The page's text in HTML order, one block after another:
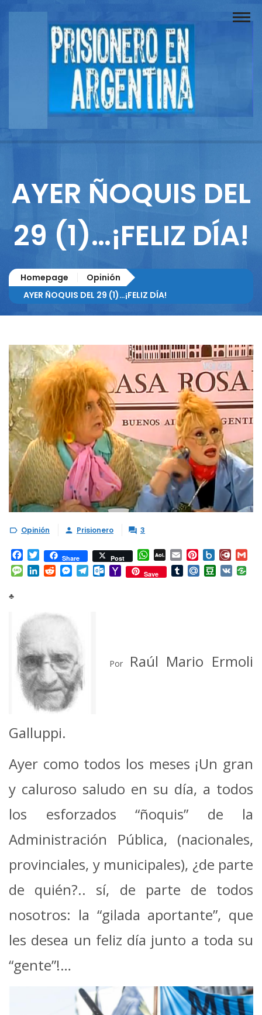
Buscador
Documentos
Reportajes
Columnistas
AYER ÑOQUIS DEL
29 (1)…¡FELIZ DÍA!
Homepage
Opinión
AYER ÑOQUIS DEL 29 (1)…¡FELIZ DÍA!
 Opinión  Prisionero  3
Facebook
TwitterShare Post WhatsApp
AOL
Mail
Email Pinterest
Box.net
Message
LinkedIn
RedditMessenger
Telegram
Outlook.com
Yahoo
Mail
Save TumblrMail.RuDouban
VK
♣
Por Raúl Mario Ermoli
Galluppi.
Ayer como todos los meses ¡Un gran
y caluroso saludo en su día, a todos
los esforzados “ñoquis” de la
Administración Pública, (nacionales,
provinciales, y municipales), ¿de parte
de quién?.. sí, de parte de todos
nosotros: la “gilada aportante”, que
les desea un feliz día junto a toda su
“gente”!…